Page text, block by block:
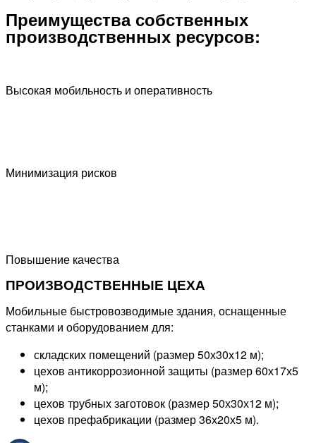
Преимущества собственных
производственных ресурсов:
Высокая мобильность и оперативность
Минимизация рисков
Повышение качества
ПРОИЗВОДСТВЕННЫЕ ЦЕХА
Мобильные быстровозводимые здания, оснащенные
станками и оборудованием для:
складских помещений (размер 50х30х12 м);
цехов антикоррозионной защиты (размер 60х17х5
м);
цехов трубных заготовок (размер 50х30х12 м);
цехов префабрикации (размер 36х20х5 м).